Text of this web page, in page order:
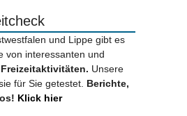
und Lippe gibt es
von interessanten und
Freizeitaktivitäten. Unsere
für Sie getestet. Berichte,
Klick hier